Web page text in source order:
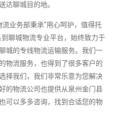
达聊城目的地。
业务部秉承“用心呵护，值得托
聊城物流专业平台，始终致力于
城的专线物流运输服务。我们一
物流服务，也得到了很多客户的
择我们，我们非常乐意为您解决
的物流公司也提供从泉州金门县
可以多多咨询，找到合适您的物